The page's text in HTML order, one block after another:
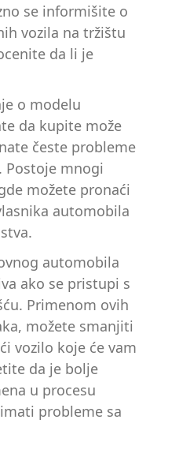
se informišite o
vozila na tržištu
da li je
o modelu
da kupite može
česte probleme
Postoje mnogi
možete pronaći
automobila
automobila
ako se pristupi s
Primenom ovih
možete smanjiti
vozilo koje će vam
da je bolje
u procesu
probleme sa